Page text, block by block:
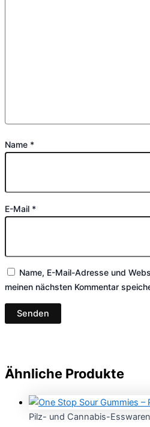
Name *
E-Mail *
Name, E-Mail-Adresse und
meinen nächsten Kommentar
Ähnliche Produkte
Pilz- und Cannabis-Esswaren